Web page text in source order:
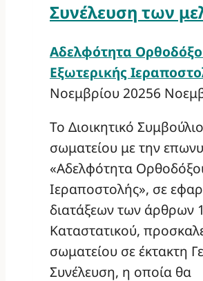
Συνέλευση των
Αδελφότητα
Εξωτερικής
Νοεμβρίου 20256
Το Διοικητικό
σωματείου με την
«Αδελφότητα
Ιεραποστολής», σε
διατάξεων των άρθρων
Καταστατικού,
σωματείου σε έκτακτη
Συνέλευση, η οποία θα